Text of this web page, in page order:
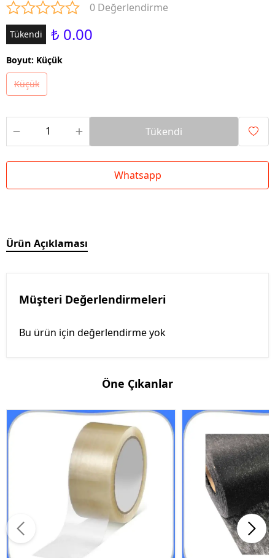
0 Değerlendirme
Tükendi ₺ 0.00
Boyut: Küçük
Küçük
Tükendi
Whatsapp
Ürün Açıklaması
Müşteri Değerlendirmeleri
Bu ürün için değerlendirme yok
Öne Çıkanlar